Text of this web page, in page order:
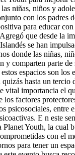
niñas, niños y
con los padres
para educar
que desde la
se han
donde las niñas,
y comparten parte
espacios son los
hasta un tercio
vital importancia el
los factores
psicosociales, entre
E n este
Planet Youth, la cual
con el
para tener un